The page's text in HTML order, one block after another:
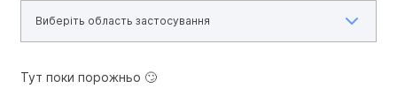
Тут поки порожньо 🙄